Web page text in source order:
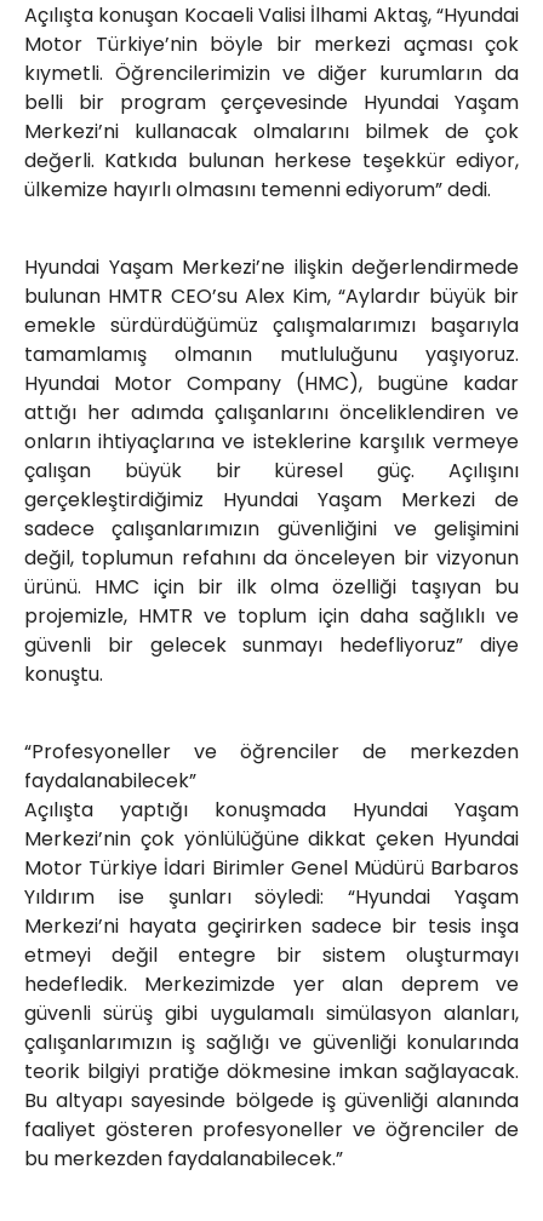
Açılışta konuşan Kocaeli Valisi İlhami Aktaş, “Hyundai
Motor Türkiye’nin böyle bir merkezi açması çok
kıymetli. Öğrencilerimizin ve diğer kurumların da
belli bir program çerçevesinde Hyundai Yaşam
Merkezi’ni kullanacak olmalarını bilmek de çok
değerli. Katkıda bulunan herkese teşekkür ediyor,
ülkemize hayırlı olmasını temenni ediyorum” dedi.
Hyundai Yaşam Merkezi’ne ilişkin değerlendirmede
bulunan HMTR CEO’su Alex Kim, “Aylardır büyük bir
emekle sürdürdüğümüz çalışmalarımızı başarıyla
tamamlamış olmanın mutluluğunu yaşıyoruz.
Hyundai Motor Company (HMC), bugüne kadar
attığı her adımda çalışanlarını önceliklendiren ve
onların ihtiyaçlarına ve isteklerine karşılık vermeye
çalışan büyük bir küresel güç. Açılışını
gerçekleştirdiğimiz Hyundai Yaşam Merkezi de
sadece çalışanlarımızın güvenliğini ve gelişimini
değil, toplumun refahını da önceleyen bir vizyonun
ürünü. HMC için bir ilk olma özelliği taşıyan bu
projemizle, HMTR ve toplum için daha sağlıklı ve
güvenli bir gelecek sunmayı hedefliyoruz” diye
konuştu.
“Profesyoneller ve öğrenciler de merkezden
faydalanabilecek”
Açılışta yaptığı konuşmada Hyundai Yaşam
Merkezi’nin çok yönlülüğüne dikkat çeken Hyundai
Motor Türkiye İdari Birimler Genel Müdürü Barbaros
Yıldırım ise şunları söyledi: “Hyundai Yaşam
Merkezi’ni hayata geçirirken sadece bir tesis inşa
etmeyi değil entegre bir sistem oluşturmayı
hedefledik. Merkezimizde yer alan deprem ve
güvenli sürüş gibi uygulamalı simülasyon alanları,
çalışanlarımızın iş sağlığı ve güvenliği konularında
teorik bilgiyi pratiğe dökmesine imkan sağlayacak.
Bu altyapı sayesinde bölgede iş güvenliği alanında
faaliyet gösteren profesyoneller ve öğrenciler de
bu merkezden faydalanabilecek.”